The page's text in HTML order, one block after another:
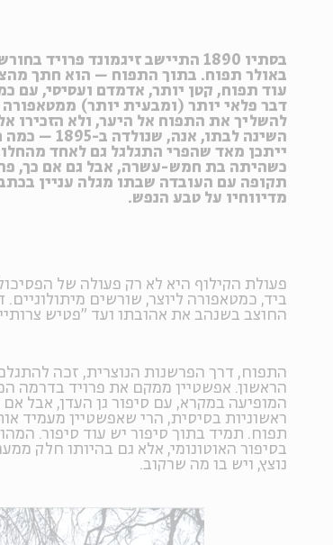
בסתיו 1890 התיישב זיגמונד
באולר תפוח. בתוך התפוח – הוא חתך
עוד תפוח, קטן יותר, אדמדם ועסיסי, עם
דבר פלאי יותר (ומבעית יותר)
להשליך את התפוח אל היער, ולא הזכירו
השינה
ייתכן מאד שהפרי התגלגל גם לאחד
כשהיתה בת חמש-עשרה, אבל גם אם כך,
תקופה עם העובדה שבתו מגלה עניין
מדיווחיו על טבע הנפש.
פעולת הקילוף היא לא רק פעולה של
ביד, כמטאפורה ליוצר, שורשים
החוצב בשנהב את אהובתו ועד "פטיש
התפוח, דרך הפרשנות הנוצרית, זכה
הראשון. אפשטיין ממקם את פרויד בדרמה
המופיעה במקרא, עם סיפור גן העדן, אבל אם
ראשוניות בסיסית, הרי שאפשטיין מעמיד
תפוח. תמיד בתוך סיפור יש עוד סיפור.
בסיפור האוטונומי, אלא גם בהיותו חלק
נוצץ, ויש בו מה שרקוב.